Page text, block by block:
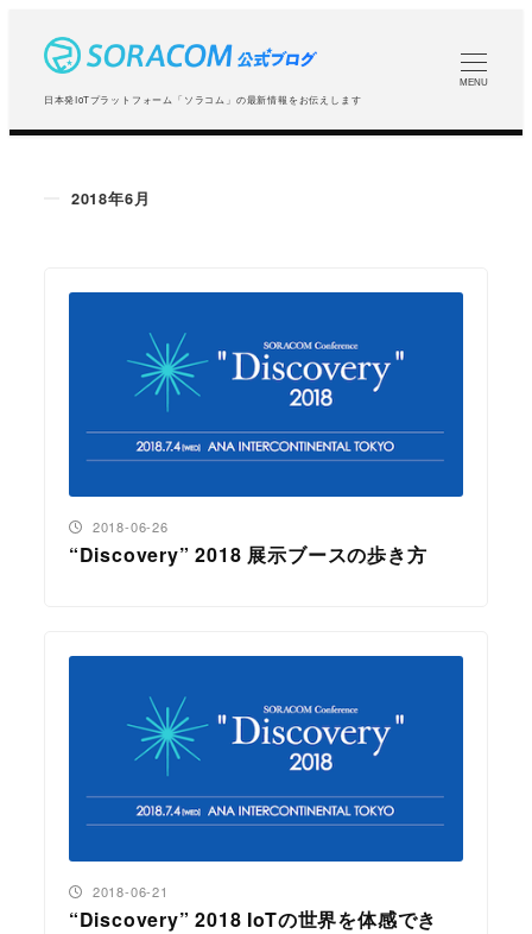
コ
日本発IoTプラットフォーム「ソラコム」の最新情報をお伝えします
MENU
2018年6月
“Discovery” 2018 展示ブースの歩き方
投稿日
2018-06-26
“Discovery” 2018 IoTの世界を体感でき
投稿日
2018-06-21